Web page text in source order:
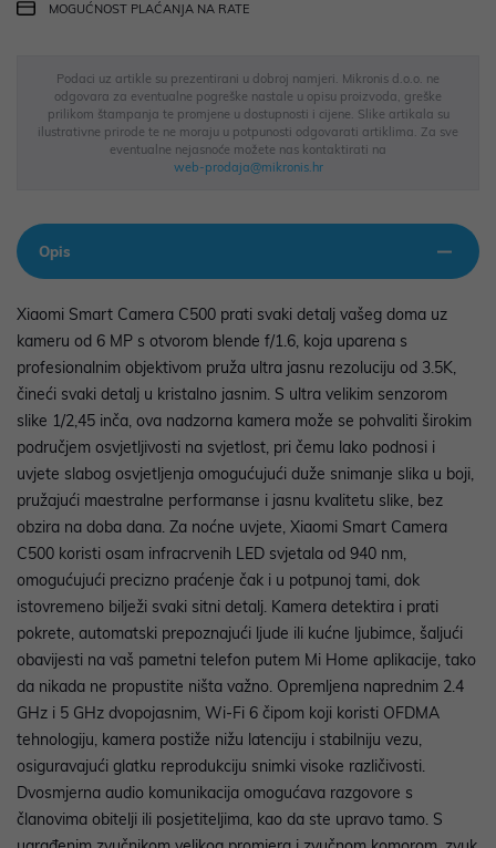
MOGUĆNOST PLAĆANJA NA RATE
Podaci uz artikle su prezentirani u dobroj namjeri. Mikronis d.o.o. ne
odgovara za eventualne pogreške nastale u opisu proizvoda, greške
prilikom štampanja te promjene u dostupnosti i cijene. Slike artikala su
ilustrativne prirode te ne moraju u potpunosti odgovarati artiklima. Za sve
eventualne nejasnoće možete nas kontaktirati na
web-prodaja@mikronis.hr
Opis
Xiaomi Smart Camera C500 prati svaki detalj vašeg doma uz
kameru od 6 MP s otvorom blende f/1.6, koja uparena s
profesionalnim objektivom pruža ultra jasnu rezoluciju od 3.5K,
čineći svaki detalj u kristalno jasnim. S ultra velikim senzorom
slike 1/2,45 inča, ova nadzorna kamera može se pohvaliti širokim
područjem osvjetljivosti na svjetlost, pri čemu lako podnosi i
uvjete slabog osvjetljenja omogućujući duže snimanje slika u boji,
pružajući maestralne performanse i jasnu kvalitetu slike, bez
obzira na doba dana. Za noćne uvjete, Xiaomi Smart Camera
C500 koristi osam infracrvenih LED svjetala od 940 nm,
omogućujući precizno praćenje čak i u potpunoj tami, dok
istovremeno bilježi svaki sitni detalj. Kamera detektira i prati
pokrete, automatski prepoznajući ljude ili kućne ljubimce, šaljući
obavijesti na vaš pametni telefon putem Mi Home aplikacije, tako
da nikada ne propustite ništa važno. Opremljena naprednim 2.4
GHz i 5 GHz dvopojasnim, Wi-Fi 6 čipom koji koristi OFDMA
tehnologiju, kamera postiže nižu latenciju i stabilniju vezu,
osiguravajući glatku reprodukciju snimki visoke različivosti.
Dvosmjerna audio komunikacija omogućava razgovore s
članovima obitelji ili posjetiteljima, kao da ste upravo tamo. S